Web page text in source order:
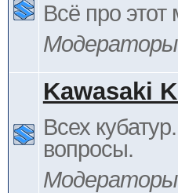
Всё про этот
Kawasaki
Всех
вопросы.